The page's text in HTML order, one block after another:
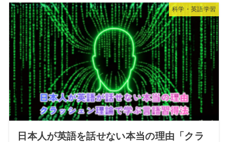
科学・英語学習
日本人が英語を話せない本当の理由「クラ